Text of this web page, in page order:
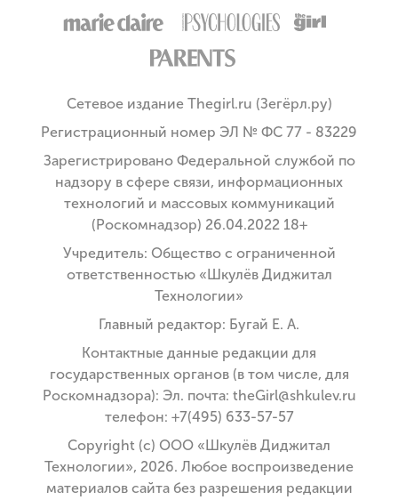
Сетевое издание Thegirl.ru (Зегёрл.ру)
Регистрационный номер ЭЛ № ФС 77 - 83229
Зарегистрировано Федеральной службой по
надзору в сфере связи, информационных
технологий и массовых коммуникаций
(Роскомнадзор) 26.04.2022 18+
Учредитель: Общество с ограниченной
ответственностью «Шкулёв Диджитал
Технологии»
Главный редактор: Бугай Е. А.
Контактные данные редакции для
государственных органов (в том числе, для
Роскомнадзора): Эл. почта: theGirl@shkulev.ru
телефон: +7(495) 633-57-57
Copyright (с) ООО «Шкулёв Диджитал
Технологии», 2026. Любое воспроизведение
материалов сайта без разрешения редакции